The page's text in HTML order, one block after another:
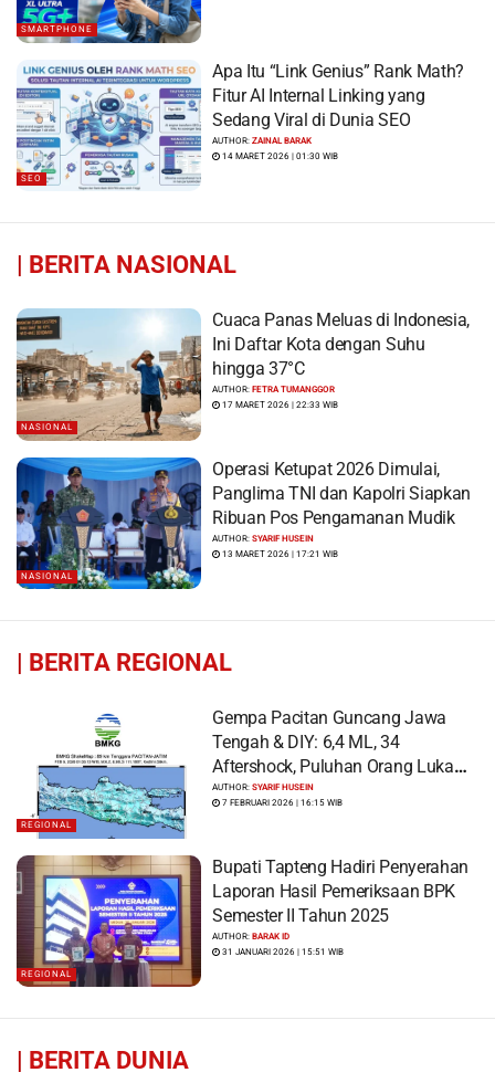
SMARTPHONE
SEO
Apa Itu “Link Genius” Rank Math?
Fitur AI Internal Linking yang
Sedang Viral di Dunia SEO
AUTHOR:ZAINAL BARAK
14 MARET 2026 | 01:30 WIB
| BERITA NASIONAL
NASIONAL
Cuaca Panas Meluas di Indonesia,
Ini Daftar Kota dengan Suhu
hingga 37°C
AUTHOR:FETRA TUMANGGOR
17 MARET 2026 | 22:33 WIB
NASIONAL
Operasi Ketupat 2026 Dimulai,
Panglima TNI dan Kapolri Siapkan
Ribuan Pos Pengamanan Mudik
AUTHOR:SYARIF HUSEIN
13 MARET 2026 | 17:21 WIB
| BERITA REGIONAL
REGIONAL
Gempa Pacitan Guncang Jawa
Tengah & DIY: 6,4 ML, 34
Aftershock, Puluhan Orang Luka
dan Ratusan Bangunan Rusak
AUTHOR:SYARIF HUSEIN
7 FEBRUARI 2026 | 16:15 WIB
REGIONAL
Bupati Tapteng Hadiri Penyerahan
Laporan Hasil Pemeriksaan BPK
Semester II Tahun 2025
AUTHOR:BARAK ID
31 JANUARI 2026 | 15:51 WIB
| BERITA DUNIA